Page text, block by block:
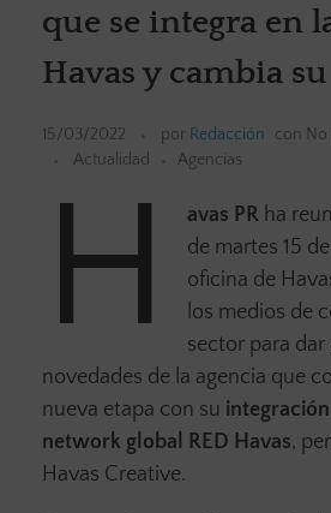
que se integra en
Havas y cambia
15/03/2022 por Redacción con
Actualidad
Agencias
H avas PR ha
de martes 15
oficina de
los medios de
sector para dar
novedades de la agencia que
nueva etapa con su
network global RED Havas,
Havas Creative.